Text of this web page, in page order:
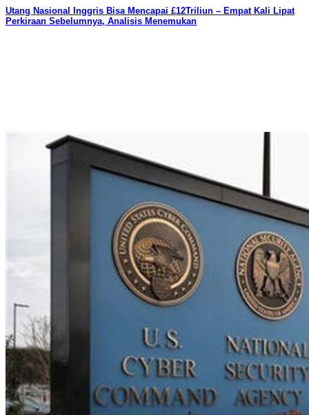
Utang Nasional Inggris Bisa Mencapai £12Triliun – Empat Kali Lipat
Perkiraan Sebelumnya, Analisis Menemukan